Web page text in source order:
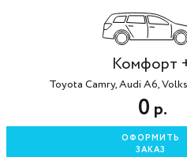
Комфорт
Toyota Camry, Audi A6,
0 р.
ОФОРМИТЬ
ЗАКАЗ